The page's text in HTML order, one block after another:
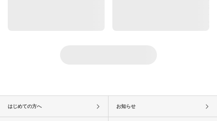
はじめての方へ お知らせ